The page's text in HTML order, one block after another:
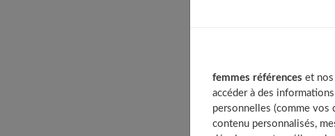
Pourquoi
Comment
Quel thé pour
Quels sont les
femmes références et
accéder à des
personnelles (comme vos
contenu personnalisés,